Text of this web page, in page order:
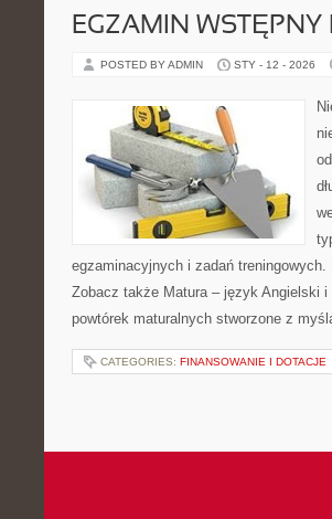
EGZAMIN
POSTED BY ADMIN STY - 12 - 2026
egzaminacyjnych i zadań
Zobacz także Matura – język Angielski
powtórek maturalnych stworzone z
CATEGORIES: FINANSOWANIE I DOTACJE